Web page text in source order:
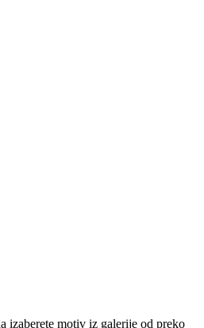
izaberete motiv iz galerije od preko